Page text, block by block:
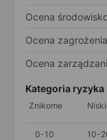
Ocena
Ocena
Ocena
Kategoria ryzyka
Znikome
0-10
10-